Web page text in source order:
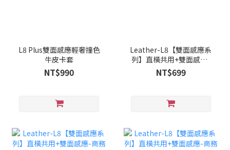
L8 Plus雙面感應輕奢撞色
牛皮卡套
NT$990
Leather-L8【雙面感應系
列】直橫共用+雙面感應-
商務風PU皮證件卡套
NT$699